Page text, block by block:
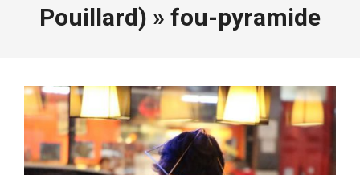
Pouillard) » fou-pyramide